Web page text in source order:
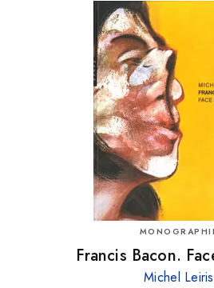
Francis Bacon.
Michel Leiris